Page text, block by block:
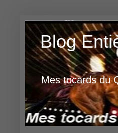
Blog
Mes tocards du